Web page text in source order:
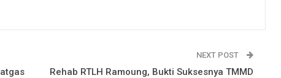
NEXT POST
Rehab RTLH Ramoung, Bukti Suksesnya TMMD